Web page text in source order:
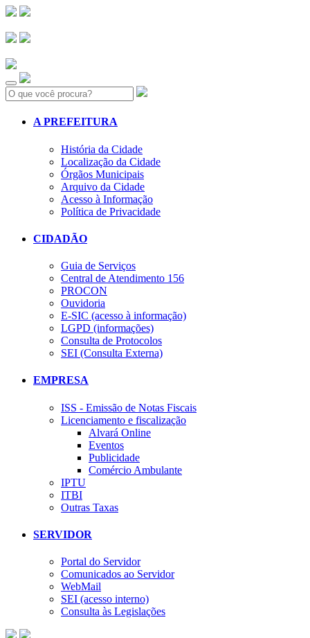
Search:
A PREFEITURA
História da Cidade
Localização da Cidade
Órgãos Municipais
Arquivo da Cidade
Acesso à Informação
Política de Privacidade
CIDADÃO
Guia de Serviços
Central de Atendimento 156
PROCON
Ouvidoria
E-SIC (acesso à informação)
LGPD (informações)
Consulta de Protocolos
SEI (Consulta Externa)
EMPRESA
ISS - Emissão de Notas Fiscais
Licenciamento e fiscalização
Alvará Online
Eventos
Publicidade
Comércio Ambulante
IPTU
ITBI
Outras Taxas
SERVIDOR
Portal do Servidor
Comunicados ao Servidor
WebMail
SEI (acesso interno)
Consulta às Legislações